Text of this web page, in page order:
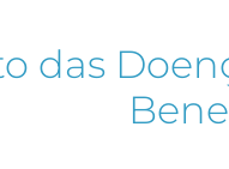
das